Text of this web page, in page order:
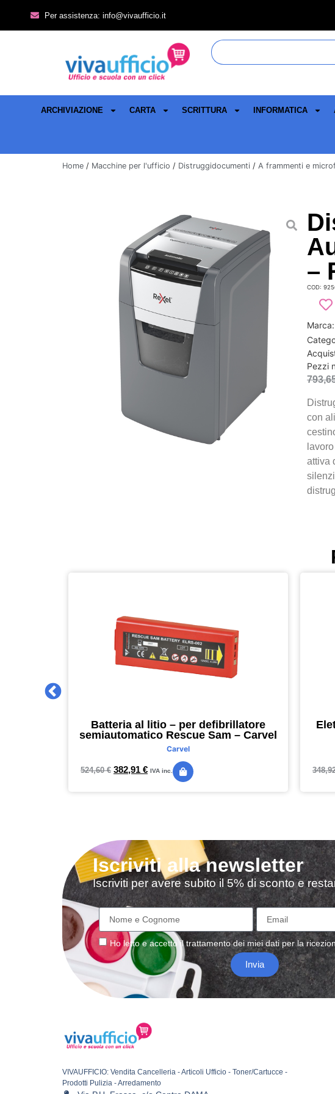
Per assistenza: info@vivaufficio.it
ARCHIVIAZIONE CARTA SCRITTURA INFORMATICA
Home / Macchine per l'ufficio / Distruggidocumenti / A frammenti e
–
COD:
Pezzi
con
attiva
Batteria al litio – per defibrillatore
semiautomatico Rescue Sam – Carvel
Carvel
524,60€ 382,91 € IVA inc.
Iscriviti alla newsletter
Iscriviti per avere subito il 5% di sconto e
Ho letto e accetto iltrattamentodei miei dati per la
Invia
VIVAUFFICIO: Vendita Cancelleria - Articoli Ufficio - Toner/Cartucce -
Prodotti Pulizia - Arredamento